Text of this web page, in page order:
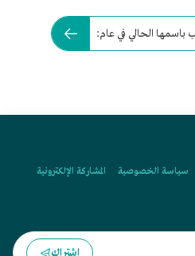
باسمها الحالي في عام:
سياسة الخصوصية
المشاركة الإلكترونية
اشتراك